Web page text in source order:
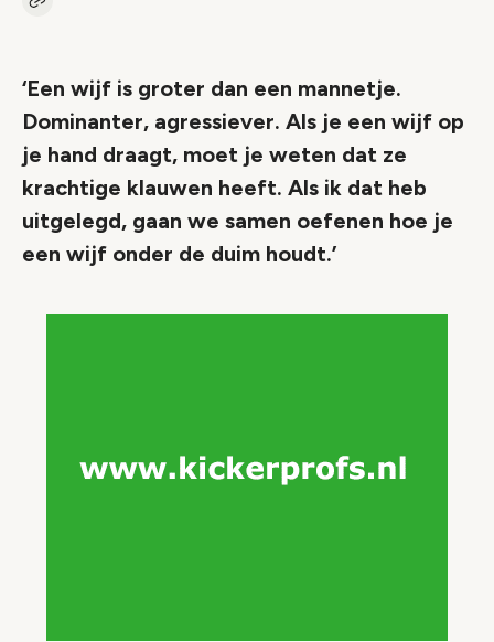
Kopieer link naar artikel
‘Een wijf is groter dan een mannetje.
Dominanter, agressiever. Als je een wijf op
je hand draagt, moet je weten dat ze
krachtige klauwen heeft. Als ik dat heb
uitgelegd, gaan we samen oefenen hoe je
een wijf onder de duim houdt.’